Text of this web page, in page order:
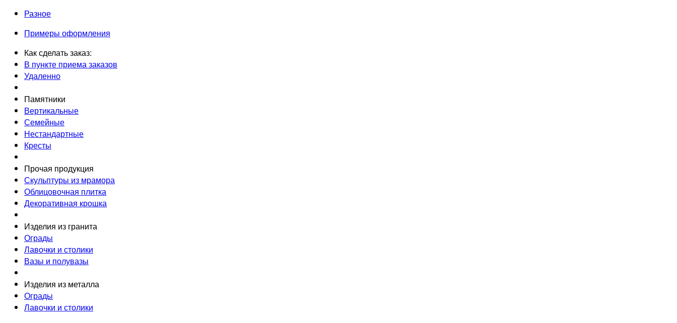
Разное
Примеры оформления
Как сделать заказ:
В пункте приема заказов
Удаленно
Памятники
Вертикальные
Семейные
Нестандартные
Кресты
Прочая продукция
Скульптуры из мрамора
Облицовочная плитка
Декоративная крошка
Изделия из гранита
Ограды
Лавочки и столики
Вазы и полувазы
Изделия из металла
Ограды
Лавочки и столики